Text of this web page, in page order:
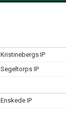
Kristinebergs IP
Segeltorps IP
Enskede IP